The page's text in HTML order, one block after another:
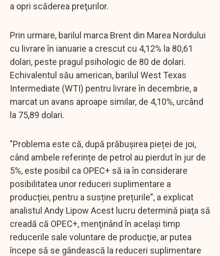
a opri scăderea preţurilor.
Prin urmare, barilul marca Brent din Marea Nordului
cu livrare în ianuarie a crescut cu 4,12% la 80,61
dolari, peste pragul psihologic de 80 de dolari.
Echivalentul său american, barilul West Texas
Intermediate (WTI) pentru livrare în decembrie, a
marcat un avans aproape similar, de 4,10%, urcând
la 75,89 dolari.
"Problema este că, după prăbușirea pieței de joi,
când ambele referințe de petrol au pierdut în jur de
5%, este posibil ca OPEC+ să ia în considerare
posibilitatea unor reduceri suplimentare a
producției, pentru a susține prețurile”, a explicat
analistul Andy Lipow Acest lucru determină piaţa să
creadă că OPEC+, menţinând în acelaşi timp
reducerile sale voluntare de producţie, ar putea
începe să se gândească la reduceri suplimentare